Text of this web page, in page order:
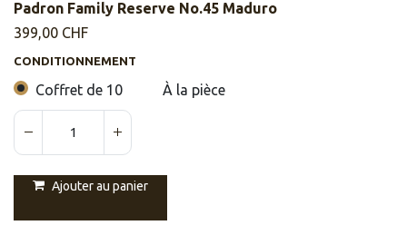
Padron Family Reserve No.45 Maduro
399,00 CHF
CONDITIONNEMENT
Coffret de 10 À la pièce
Ajouter au panier